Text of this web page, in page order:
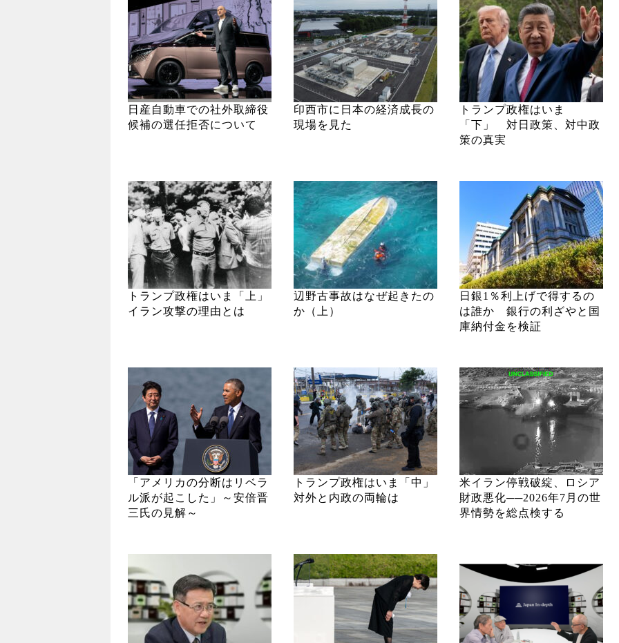
日産自動車での社外取締役
候補の選任拒否について
印西市に日本の経済成長の
現場を見た
トランプ政権はいま
「下」 対日政策、対中政
策の真実
トランプ政権はいま「上」
イラン攻撃の理由とは
辺野古事故はなぜ起きたの
か（上）
日銀1％利上げで得するの
は誰か 銀行の利ざやと国
庫納付金を検証
「アメリカの分断はリベラ
ル派が起こした」～安倍晋
三氏の見解～
トランプ政権はいま「中」
対外と内政の両輪は
米イラン停戦破綻、ロシア
財政悪化──2026年7月の世
界情勢を総点検する